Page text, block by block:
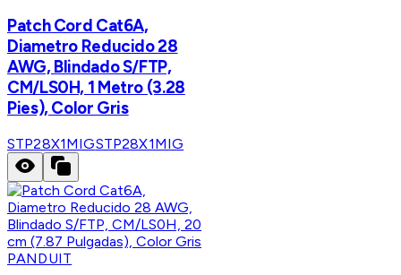
Patch Cord Cat6A,
Diametro Reducido 28
AWG, Blindado S/FTP,
CM/LS0H, 1 Metro (3.28
Pies), Color Gris
STP28X1MIGSTP28X1MIG
PANDUIT